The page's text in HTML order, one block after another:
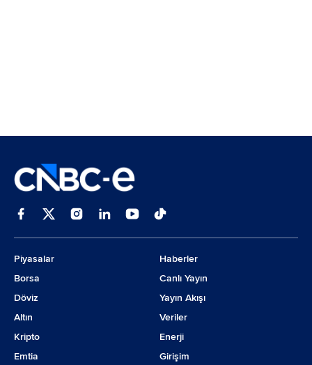
Piyasalar
Borsa
Döviz
Altın
Kripto
Emtia
Haberler
Canlı Yayın
Yayın Akışı
Veriler
Enerji
Girişim